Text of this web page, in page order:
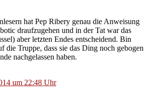
hat Pep Ribery genau die Anweisung
draufzugehen und in der Tat war das
aber letzten Endes entscheidend. Bin
die Truppe, dass sie das Ding noch gebogen
nachgelassen haben.
um 22:48 Uhr